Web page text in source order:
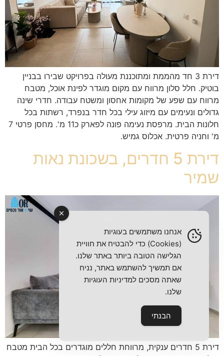
דירת 3 חד מהממת ומתוכננת מעולה בפרויקט שבירו בבניין
בוטיק. חלל סלון מרווח עם מקום מוגדר לפינת אוכל, מטבח
מרווח עם שפע של מקומות אחסון ומשטח עבודה. חדרי שינה
גדולים ונעימים עם מיזוג עילי בכל חדר בנפרד, רשתות בכל
חלונות הבית. מרפסת נעימה פונה לפארק כ11 מ'. מחסן פרטי 7
מ' וחניה פרטית. אכלוס גמיש.
דירת 5 חדרים, בשכונת נאות
שמיר
דירת 5 חדרים ענקית, מרווחת חללים מוגדרים בכל הבית מטבח
אנחנו משתמשים בעוגיות
(Cookies) כדי להבטיח את חוויית
הגלישה הטובה ביותר באתר שלנו.
אם תמשיך להשתמש באתר, נניח
שאתה מסכים למדיניות העוגיות
שלנו.
הבנתי